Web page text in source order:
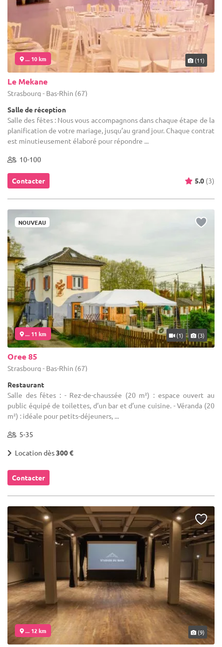
... 10 km (11)
Le Mekane
Strasbourg - Bas-Rhin (67)
Salle de réception
Salle des fêtes : Nous vous accompagnons dans chaque étape de la
planification de votre mariage, jusqu’au grand jour. Chaque contrat
est minutieusement élaboré pour répondre ...
10-100
Contacter 5.0 (3)
NOUVEAU
... 11 km (1) (3)
Oree 85
Strasbourg - Bas-Rhin (67)
Restaurant
Salle des fêtes : - Rez-de-chaussée (20 m²) : espace ouvert au
public équipé de toilettes, d’un bar et d’une cuisine. - Véranda (20
m²) : idéale pour petits-déjeuners, ...
5-35
Location dès300 €
Contacter
... 12 km (9)